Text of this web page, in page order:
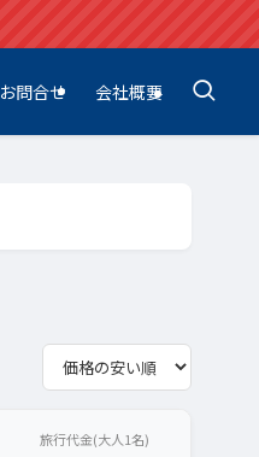
お問合せ 会社概要
旅行代金(大人1名)